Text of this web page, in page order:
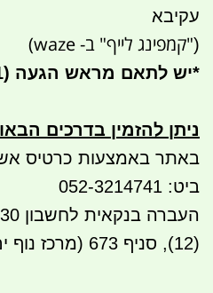
עקיבא
("קמפינג לייף" ב- waze)
*יש לתאם מראש הגעה
ניתן להזמין בדרכים
באתר באמצעות כרטיס
ביט: 052-3214741
(12), סניף 673 (מרכז נוף ים אור עקיבא)